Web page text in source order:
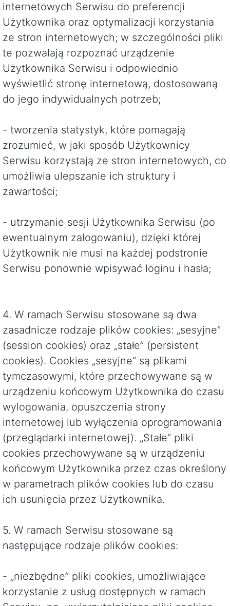
internetowych Serwisu do preferencji
Użytkownika oraz optymalizacji korzystania
ze stron internetowych; w szczególności pliki
te pozwalają rozpoznać urządzenie
Użytkownika Serwisu i odpowiednio
wyświetlić stronę internetową, dostosowaną
do jego indywidualnych potrzeb;
- tworzenia statystyk, które pomagają
zrozumieć, w jaki sposób Użytkownicy
Serwisu korzystają ze stron internetowych, co
umożliwia ulepszanie ich struktury i
zawartości;
- utrzymanie sesji Użytkownika Serwisu (po
ewentualnym zalogowaniu), dzięki której
Użytkownik nie musi na każdej podstronie
Serwisu ponownie wpisywać loginu i hasła;
4. W ramach Serwisu stosowane są dwa
zasadnicze rodzaje plików cookies: „sesyjne”
(session cookies) oraz „stałe” (persistent
cookies). Cookies „sesyjne” są plikami
tymczasowymi, które przechowywane są w
urządzeniu końcowym Użytkownika do czasu
wylogowania, opuszczenia strony
internetowej lub wyłączenia oprogramowania
(przeglądarki internetowej). „Stałe” pliki
cookies przechowywane są w urządzeniu
końcowym Użytkownika przez czas określony
w parametrach plików cookies lub do czasu
ich usunięcia przez Użytkownika.
5. W ramach Serwisu stosowane są
następujące rodzaje plików cookies:
- „niezbędne” pliki cookies, umożliwiające
korzystanie z usług dostępnych w ramach